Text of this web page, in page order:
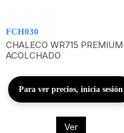
FCH030
CHALECO WR715 PREMIUM
ACOLCHADO
Para ver precios, inicia sesión
Ver